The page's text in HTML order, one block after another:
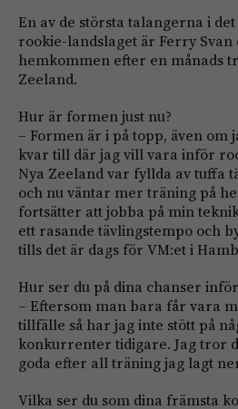
En av de största talangerna i
rookie-landslaget är Ferry
hemkommen efter en månads
Zeeland.
Hur är formen just nu?
– Formen är i på topp, även om
kvar till där jag vill vara inför
Nya Zeeland var fyllda av tuffa
och nu väntar mer träning på
fortsätter att jobba på min
ett rasande tävlingstempo och
tills det är dags för VM:et i
Hur ser du på dina chanser
– Eftersom man bara får vara
tillfälle så har jag inte stött på
konkurrenter tidigare. Jag tror
goda efter all träning jag lagt
Vilka ser du som dina främsta